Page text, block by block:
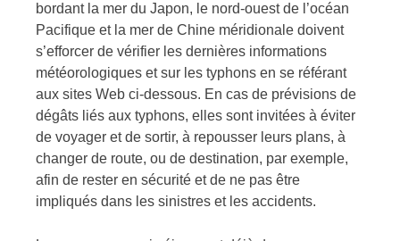
bordant la mer du Japon, le nord-ouest de l’océan
Pacifique et la mer de Chine méridionale doivent
s’efforcer de vérifier les dernières informations
météorologiques et sur les typhons en se référant
aux sites Web ci-dessous. En cas de prévisions de
dégâts liés aux typhons, elles sont invitées à éviter
de voyager et de sortir, à repousser leurs plans, à
changer de route, ou de destination, par exemple,
afin de rester en sécurité et de ne pas être
impliqués dans les sinistres et les accidents.